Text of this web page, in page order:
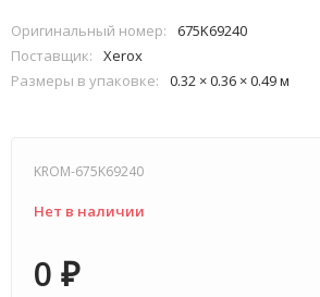
Оригинальный номер:
675K69240
Поставщик:
Xerox
Размеры в упаковке:
0.32 × 0.36 × 0.49 м
KROM-675K69240
Нет в наличии
0 ₽